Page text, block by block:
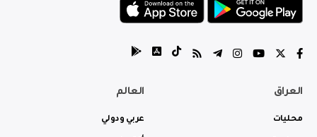
العراق
محليات
العالم
عربي ودولي